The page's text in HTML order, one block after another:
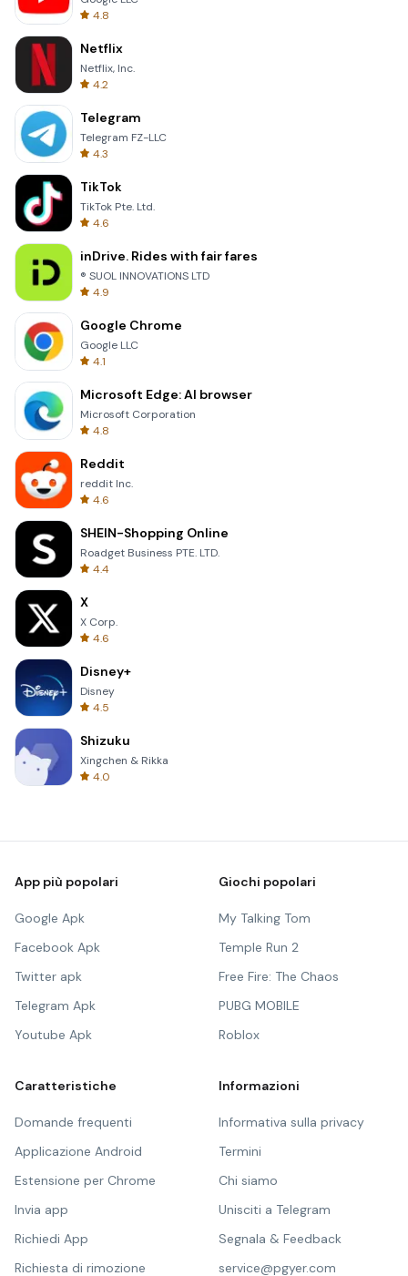
4.8
Netflix
Netflix, Inc.
4.2
Telegram
Telegram FZ-LLC
4.3
TikTok
TikTok Pte. Ltd.
4.6
inDrive. Rides with fair fares
® SUOL INNOVATIONS LTD
4.9
Google Chrome
Google LLC
4.1
Microsoft Edge: AI browser
Microsoft Corporation
4.8
Reddit
reddit Inc.
4.6
SHEIN-Shopping Online
Roadget Business PTE. LTD.
4.4
X
X Corp.
4.6
Disney+
Disney
4.5
Shizuku
Xingchen & Rikka
4.0
App più popolari
Google Apk
Facebook Apk
Twitter apk
Telegram Apk
Youtube Apk
Giochi popolari
My Talking Tom
Temple Run 2
Free Fire: The Chaos
PUBG MOBILE
Roblox
Caratteristiche
Domande frequenti
Applicazione Android
Estensione per Chrome
Invia app
Richiedi App
Richiesta di rimozione
Informazioni
Informativa sulla privacy
Termini
Chi siamo
Unisciti a Telegram
Segnala & Feedback
service@pgyer.com